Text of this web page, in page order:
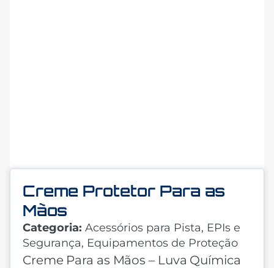
Creme Protetor Para as
Mãos
Categoria: Acessórios para Pista, EPIs e
Segurança, Equipamentos de Proteção
Creme Para as Mãos – Luva Química